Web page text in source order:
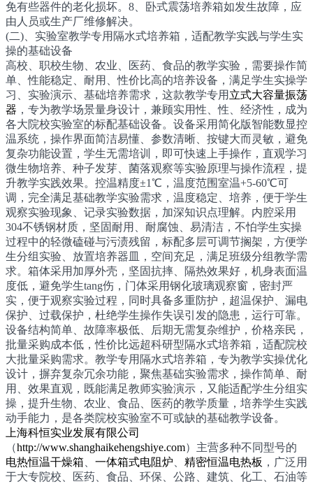
免有些器件的老化损坏。8、卧式震荡培养箱如发生故障，应
由人员或生产厂维修解决。
(二)、实验室教学专用隔水式培养箱，适配教学实践与学生实
操的基础设备
高校、职校生物、农业、医药、食品的教学实验，需要操作简
单、性能稳定、耐用、性价比高的培养设备，满足学生实操学
习、实验演示、基础培养需求，这款教学专用 立式大容量振荡
器 ，专为教学场景量身设计，兼顾实用性、性、经济性，成为
各大院校实验室的标配基础设备。设备采用简化版智能数显控
温系统，操作界面简洁易懂、参数清晰、按键大而灵敏，避免
复杂功能设置，学生无需培训，即可快速上手操作，直观学习
微生物培养、种子发芽、菌落观察等实验原理与操作流程，提
升教学实践效果。控温精度±1℃，温度范围室温+5-60℃可
调，完全满足基础教学实验需求，温度稳定、培养，便于学生
观察实验现象、记录实验数据，加深知识点理解。内腔采用
304不锈钢材质，坚固耐用、耐腐蚀、易清洁，不怕学生实操
过程中的轻微磕碰与污渍残留，标配多层可调节搁架，方便学
生分组实验、放置培养器皿，空间充足，满足班级分组教学需
求。箱体采用加厚外壳，坚固抗摔、隔热效果好，机身表面温
度低，避免学生tang伤，门体采用钢化玻璃观察窗，密封严
实，便于观察实验过程，同时具备多重防护，超温保护、漏电
保护、过载保护，杜绝学生操作失误引发的隐患，运行可靠。
设备结构简单、故障率极低、后期无需复杂维护，价格亲民，
批量采购成本低，性价比远超科研型隔水式培养箱，适配院校
大批量采购需求。教学专用隔水式培养箱，专为教学实操优化
设计，摒弃复杂冗余功能，聚焦基础实验需求，操作简单、耐
用、效果直观，既能满足教师实验演示，又能适配学生分组实
操，提升生物、农业、食品、医药的教学质量，培养学生实践
动手能力，是各类院校实验室不可或缺的基础教学设备。
上海科恒实业发展有限公司
（http://www.shanghaikehengshiye.com）主营多种不同型号的
电热恒温干燥箱
一体箱式电阻炉 精密恒温电热板 ，广泛用
于大专院校、医药、食品、环保、公路、建筑、化工、石油等